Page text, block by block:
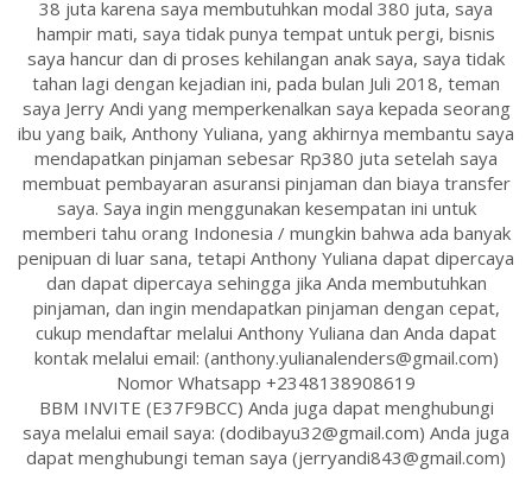
38 juta karena saya membutuhkan modal 380 juta, saya
hampir mati, saya tidak punya tempat untuk pergi, bisnis
saya hancur dan di proses kehilangan anak saya, saya tidak
tahan lagi dengan kejadian ini, pada bulan Juli 2018, teman
saya Jerry Andi yang memperkenalkan saya kepada seorang
ibu yang baik, Anthony Yuliana, yang akhirnya membantu saya
mendapatkan pinjaman sebesar Rp380 juta setelah saya
membuat pembayaran asuransi pinjaman dan biaya transfer
saya. Saya ingin menggunakan kesempatan ini untuk
memberi tahu orang Indonesia / mungkin bahwa ada banyak
penipuan di luar sana, tetapi Anthony Yuliana dapat dipercaya
dan dapat dipercaya sehingga jika Anda membutuhkan
pinjaman, dan ingin mendapatkan pinjaman dengan cepat,
cukup mendaftar melalui Anthony Yuliana dan Anda dapat
kontak melalui email: (anthony.yulianalenders@gmail.com)
Nomor Whatsapp +2348138908619
BBM INVITE (E37F9BCC) Anda juga dapat menghubungi
saya melalui email saya: (dodibayu32@gmail.com) Anda juga
dapat menghubungi teman saya (jerryandi843@gmail.com)